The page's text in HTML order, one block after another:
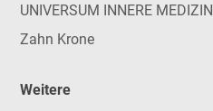
UNIVERSUM INNERE MEDIZIN
Zahn Krone
Weitere